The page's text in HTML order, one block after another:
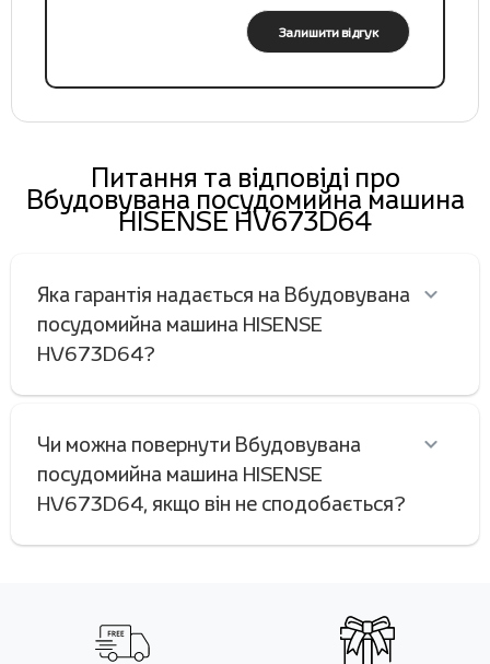
Залишити відгук
Питання та відповіді про
Вбудовувана посудомийна машина
HISENSE HV673D64
Яка гарантія надається на Вбудовувана
посудомийна машина HISENSE
HV673D64?
Чи можна повернути Вбудовувана
посудомийна машина HISENSE
HV673D64, якщо він не сподобається?